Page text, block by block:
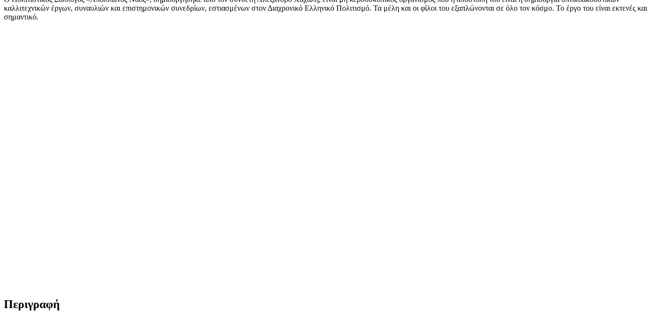
καλλιτεχνικών έργων, συναυλιών και επιστημονικών συνεδρίων, εστιασμένων στον Διαχρονικό Ελληνικό Πολιτισμό. Τα μέλη και οι φίλοι του εξαπλώνονται σε όλο τον κόσμο. Το έργο του είναι εκτενές και
σημαντικό.
Περιγραφή